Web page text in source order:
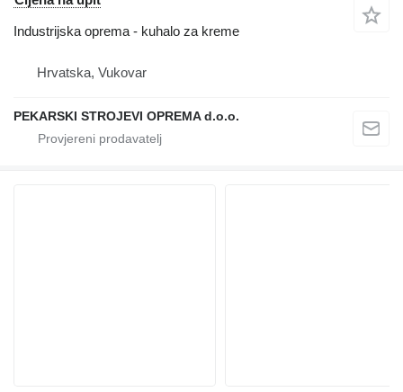
Industrijska oprema - kuhalo za kreme
Hrvatska, Vukovar
PEKARSKI STROJEVI OPREMA d.o.o.